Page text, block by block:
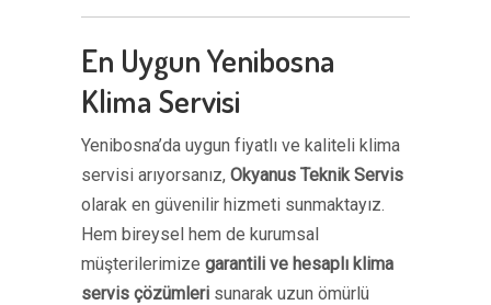
En Uygun Yenibosna
Klima Servisi
Yenibosna’da uygun fiyatlı ve kaliteli klima
servisi arıyorsanız, Okyanus Teknik Servis
olarak en güvenilir hizmeti sunmaktayız.
Hem bireysel hem de kurumsal
müşterilerimize garantili ve hesaplı klima
servis çözümleri sunarak uzun ömürlü